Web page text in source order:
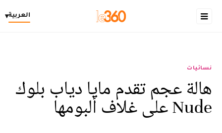
العربية▾
نسائيات
هالة عجم تقدم مايا دياب بلوك
Nude على غلاف ألبومها